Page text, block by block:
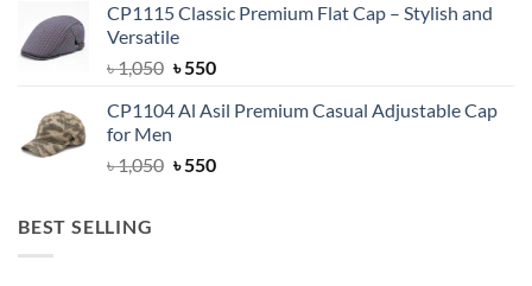
was:
৳ 1,500.
is:
CP1115 Classic Premium Flat Cap – Stylish and
Versatile
৳1,050 Original
was:
৳550Current
is:
CP1104 Al Asil Premium Casual Adjustable Cap
for Men
৳1,050 Original
৳550Current
BEST SELLING